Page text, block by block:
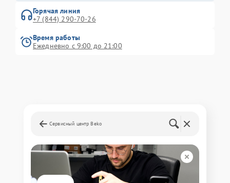
Горячая линия
+7 (844) 290-70-26
Время работы
Ежедневно с 9:00 до 21:00
Сервисный центр Beko